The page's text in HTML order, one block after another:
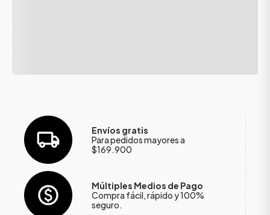
Envíos gratis
Para pedidos mayores a
$169.900
Múltiples Medios de Pago
Compra fácil, rápido y 100%
seguro.